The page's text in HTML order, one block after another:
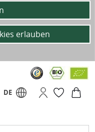
DE
erlauben